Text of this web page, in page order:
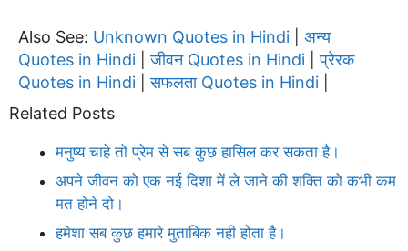
Also See: Unknown Quotes in Hindi
अन्य
Quotes in Hindi |जीवन Quotes in Hindi |प्रेरक
Quotes in Hindi |सफलता Quotes in Hindi
Related Posts
मनुष्य चाहे तो प्रेम से सब कुछ हासिल कर सकता है।
अपने जीवन को एक नई दिशा में ले जाने की शक्ति को कभी कम
मत होने दो।
हमेशा सब कुछ हमारे मुताबिक नही होता है।